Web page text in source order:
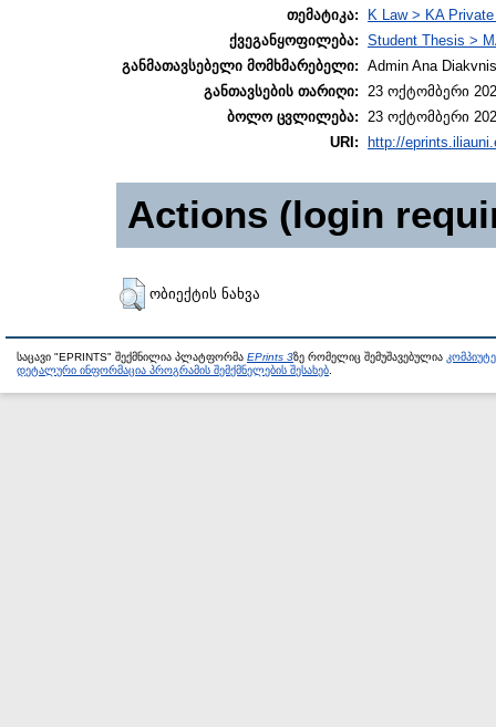
თემატიკა:
K Law > KA
ქვეგანყოფილება: Student Thesis >
განმათავსებელი მომხმარებელი: Admin Ana
განთავსების თარიღი: 23 ოქტომბერი
ბოლო ცვლილება: 23 ოქტომბერი
URI:
http://
Actions (login
ობიექტის ნახვა
საცავი "EPRINTS" შექმნილია პლატფორმა EPrints 3ზე რომელიც შემუშავებულია
დეტალური ინფორმაცია პროგრამის შემქმნელების შესახებ.